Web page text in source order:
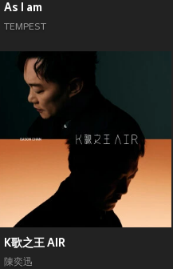
As I am
TEMPEST
K歌之王 AIR
陳奕迅